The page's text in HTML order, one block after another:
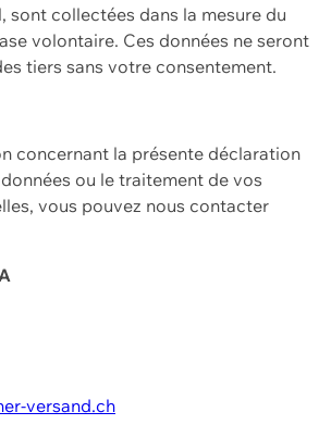
sont collectées dans la mesure du
volontaire. Ces données ne seront
tiers sans votre consentement.
concernant la présente déclaration
ou le traitement de vos
vous pouvez nous contacter
versand.ch